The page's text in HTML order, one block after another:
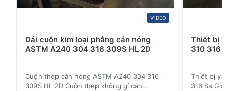
VIDEO
Dải cuộn kim loại phẳng cán nóng
ASTM A240 304 316 309S HL 2D
Cuộn thép cán nóng ASTM A240 304 316
309S HL 2D Cuộn thép không gỉ cán
Thiết bị y
310 316
Thiết bị y
316 Ss Giá